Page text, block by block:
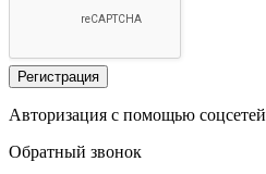
Регистрация
Авторизация с помощью соцсетей
Обратный звонок